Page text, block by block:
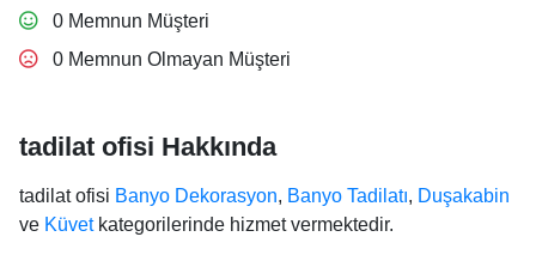
0 Memnun Müşteri
0 Memnun Olmayan Müşteri
tadilat ofisi Hakkında
tadilat ofisi Banyo Dekorasyon, Banyo Tadilatı, Duşakabin
ve Küvetkategorilerinde hizmet vermektedir.